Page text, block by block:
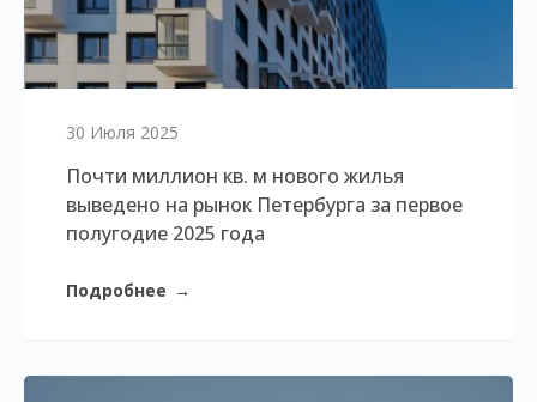
30 Июля 2025
Почти миллион кв. м нового жилья
выведено на рынок Петербурга за первое
полугодие 2025 года
Подробнее →